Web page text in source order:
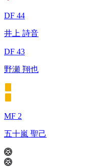
DF 44
井上 詩音
DF 43
野瀬 翔也
MF 2
五十嵐 聖己